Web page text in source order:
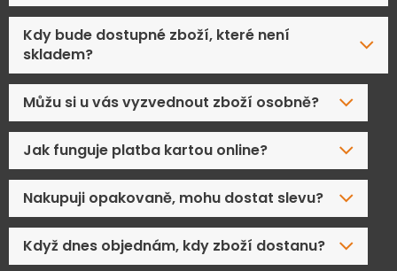
Kdy bude dostupné zboží, které není
skladem?
Můžu si u vás vyzvednout zboží osobně?
Jak funguje platba kartou online?
Nakupuji opakovaně, mohu dostat slevu?
Když dnes objednám, kdy zboží dostanu?